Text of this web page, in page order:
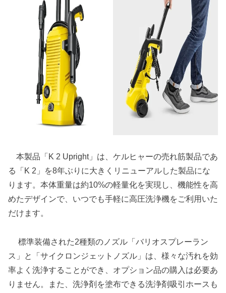
本製品「K 2 Upright」は、ケルヒャーの売れ筋製品であ
る「K 2」を8年ぶりに大きくリニューアルした製品にな
ります。本体重量は約10%の軽量化を実現し、機能性を高
めたデザインで、いつでも手軽に高圧洗浄機をご利用いた
だけます。
標準装備された2種類のノズル「バリオスプレーラン
ス」と「サイクロンジェットノズル」は、様々な汚れを効
率よく洗浄することができ、オプション品の購入は必要あ
りません。また、洗浄剤を塗布できる洗浄剤吸引ホースも